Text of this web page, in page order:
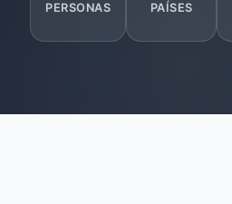
PERSONAS PAÍSES